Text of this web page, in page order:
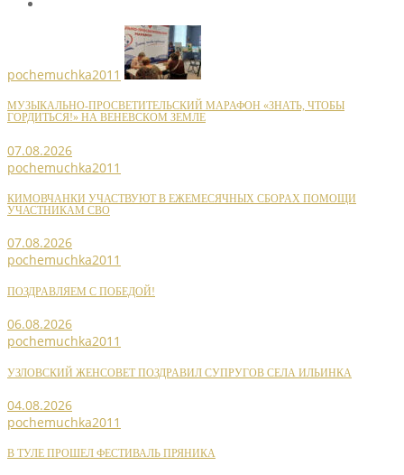
pochemuchka2011
МУЗЫКАЛЬНО-ПРОСВЕТИТЕЛЬСКИЙ МАРАФОН «ЗНАТЬ, ЧТОБЫ
ГОРДИТЬСЯ!» НА ВЕНЕВСКОМ ЗЕМЛЕ
07.08.2026
pochemuchka2011
КИМОВЧАНКИ УЧАСТВУЮТ В ЕЖЕМЕСЯЧНЫХ СБОРАХ ПОМОЩИ
УЧАСТНИКАМ СВО
07.08.2026
pochemuchka2011
ПОЗДРАВЛЯЕМ С ПОБЕДОЙ!
06.08.2026
pochemuchka2011
УЗЛОВСКИЙ ЖЕНСОВЕТ ПОЗДРАВИЛ СУПРУГОВ СЕЛА ИЛЬИНКА
04.08.2026
pochemuchka2011
В ТУЛЕ ПРОШЕЛ ФЕСТИВАЛЬ ПРЯНИКА